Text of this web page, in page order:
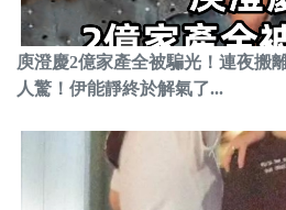
庾澄慶2億家產全被騙光！連夜搬
人驚！伊能靜終於解氣了...